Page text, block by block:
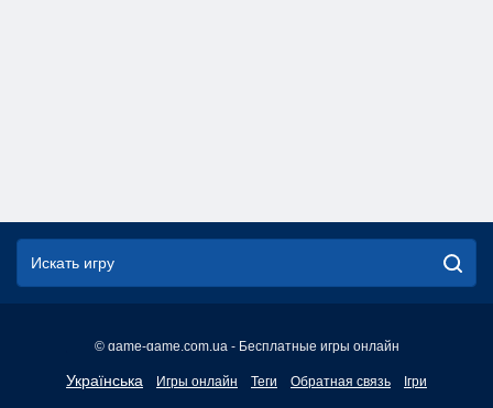
© game-game.com.ua - Бесплатные игры онлайн
Українська
English
Игры онлайн Теги Обратная связь Ігри